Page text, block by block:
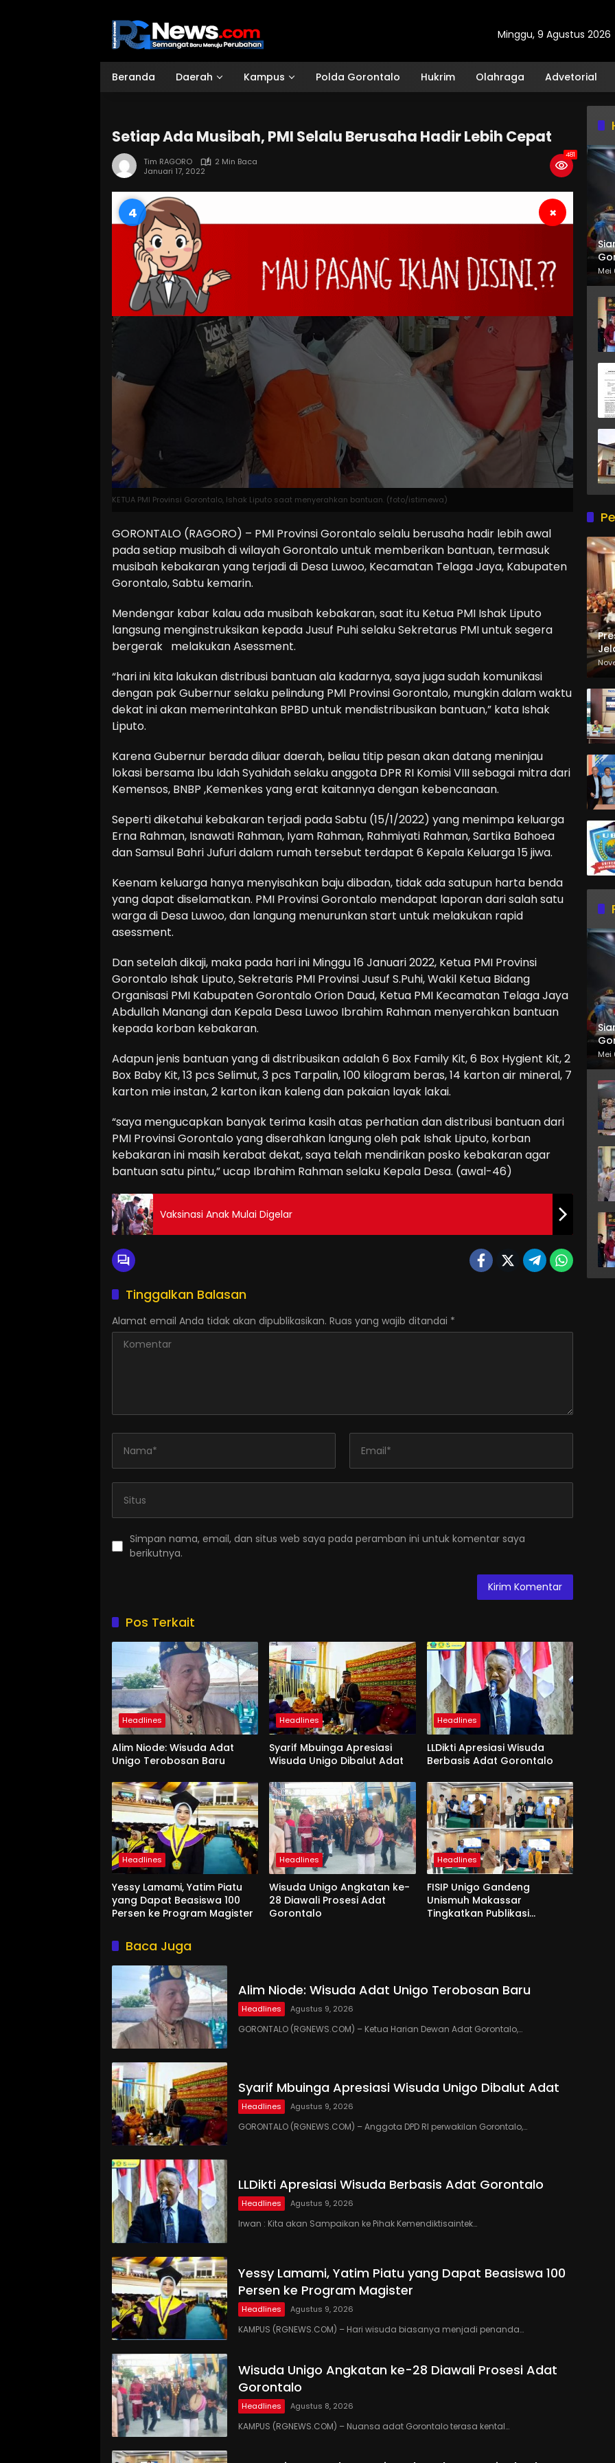
Minggu, 9 Agustus 2026
Beranda Daerah Kampus Polda Gorontalo Hukrim Olahraga Advetorial
Setiap Ada Musibah, PMI Selalu Berusaha Hadir Lebih Cepat
Tim RAGORO
2 Min Baca
Januari 17, 2022
481
3 ×
KETUA PMI Provinsi Gorontalo, Ishak Liputo saat menyerahkan bantuan. (foto/istimewa)
GORONTALO (RAGORO) – PMI Provinsi Gorontalo selalu berusaha hadir lebih awal
pada setiap musibah di wilayah Gorontalo untuk memberikan bantuan, termasuk
musibah kebakaran yang terjadi di Desa Luwoo, Kecamatan Telaga Jaya, Kabupaten
Gorontalo, Sabtu kemarin.
Mendengar kabar kalau ada musibah kebakaran, saat itu Ketua PMI Ishak Liputo
langsung menginstruksikan kepada Jusuf Puhi selaku Sekretarus PMI untuk segera
bergerak melakukan Asessment.
“hari ini kita lakukan distribusi bantuan ala kadarnya, saya juga sudah komunikasi
dengan pak Gubernur selaku pelindung PMI Provinsi Gorontalo, mungkin dalam waktu
dekat ini akan memerintahkan BPBD untuk mendistribusikan bantuan,” kata Ishak
Liputo.
Karena Gubernur berada diluar daerah, beliau titip pesan akan datang meninjau
lokasi bersama Ibu Idah Syahidah selaku anggota DPR RI Komisi VIII sebagai mitra dari
Kemensos, BNBP ,Kemenkes yang erat kaitannya dengan kebencanaan.
Seperti diketahui kebakaran terjadi pada Sabtu (15/1/2022) yang menimpa keluarga
Erna Rahman, Isnawati Rahman, Iyam Rahman, Rahmiyati Rahman, Sartika Bahoea
dan Samsul Bahri Jufuri dalam rumah tersebut terdapat 6 Kepala Keluarga 15 jiwa.
Keenam keluarga hanya menyisahkan baju dibadan, tidak ada satupun harta benda
yang dapat diselamatkan. PMI Provinsi Gorontalo mendapat laporan dari salah satu
warga di Desa Luwoo, dan langung menurunkan start untuk melakukan rapid
asessment.
Dan setelah dikaji, maka pada hari ini Minggu 16 Januari 2022, Ketua PMI Provinsi
Gorontalo Ishak Liputo, Sekretaris PMI Provinsi Jusuf S.Puhi, Wakil Ketua Bidang
Organisasi PMI Kabupaten Gorontalo Orion Daud, Ketua PMI Kecamatan Telaga Jaya
Abdullah Manangi dan Kepala Desa Luwoo Ibrahim Rahman menyerahkan bantuan
kepada korban kebakaran.
Adapun jenis bantuan yang di distribusikan adalah 6 Box Family Kit, 6 Box Hygient Kit, 2
Box Baby Kit, 13 pcs Selimut, 3 pcs Tarpalin, 100 kilogram beras, 14 karton air mineral, 7
karton mie instan, 2 karton ikan kaleng dan pakaian layak lakai.
“saya mengucapkan banyak terima kasih atas perhatian dan distribusi bantuan dari
PMI Provinsi Gorontalo yang diserahkan langung oleh pak Ishak Liputo, korban
kebakaran ini masih kerabat dekat, saya telah mendirikan posko kebakaran agar
bantuan satu pintu,” ucap Ibrahim Rahman selaku Kepala Desa. (awal-46)
Vaksinasi Anak Mulai Digelar
Tinggalkan Balasan
Alamat email Anda tidak akan dipublikasikan. Ruas yang wajib ditandai *
Simpan nama, email, dan situs web saya pada peramban ini untuk komentar saya
berikutnya.
Pos Terkait
Headlines
Alim Niode: Wisuda Adat
Unigo Terobosan Baru
Headlines
Syarif Mbuinga Apresiasi
Wisuda Unigo Dibalut Adat
Headlines
LLDikti Apresiasi Wisuda
Berbasis Adat Gorontalo
Headlines
Yessy Lamami, Yatim Piatu
yang Dapat Beasiswa 100
Persen ke Program Magister
Headlines
Wisuda Unigo Angkatan ke-
28 Diawali Prosesi Adat
Gorontalo
Headlines
FISIP Unigo Gandeng
Unismuh Makassar
Tingkatkan Publikasi
Baca Juga
Alim Niode: Wisuda Adat Unigo Terobosan Baru
Headlines Agustus 9, 2026
GORONTALO (RGNEWS.COM) – Ketua Harian Dewan Adat Gorontalo,…
Syarif Mbuinga Apresiasi Wisuda Unigo Dibalut Adat
Headlines Agustus 9, 2026
GORONTALO (RGNEWS.COM) – Anggota DPD RI perwakilan Gorontalo,…
LLDikti Apresiasi Wisuda Berbasis Adat Gorontalo
Headlines Agustus 9, 2026
Irwan : Kita akan Sampaikan ke Pihak Kemendiktisaintek…
Yessy Lamami, Yatim Piatu yang Dapat Beasiswa 100
Persen ke Program Magister
Headlines Agustus 9, 2026
KAMPUS (RGNEWS.COM) – Hari wisuda biasanya menjadi penanda…
Wisuda Unigo Angkatan ke-28 Diawali Prosesi Adat
Gorontalo
Headlines Agustus 8, 2026
KAMPUS (RGNEWS.COM) – Nuansa adat Gorontalo terasa kental…
Mei
Mei